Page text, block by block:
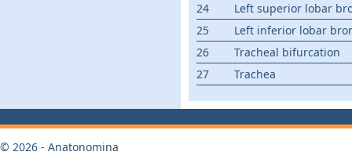
24
Left superior lobar
25
Left inferior lobar
26
Tracheal bifurcation
27
Trachea
© 2026 - Anatonomina